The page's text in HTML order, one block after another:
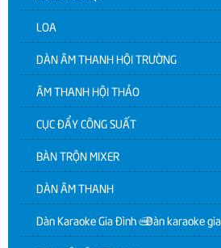
LOA
DÀN ÂM THANH HỘI TRƯỜNG
ÂM THANH HỘI THẢO
CỤC ĐẨY CÔNG SUẤT
BÀN TRỘN MIXER
DÀN ÂM THANH
Dàn Karaoke Gia Đình | Dàn karaoke